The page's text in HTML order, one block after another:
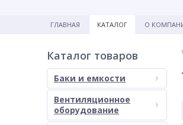
ГЛАВНАЯ КАТАЛОГ О
Каталог товаров
Баки и емкости
Вентиляционное
оборудование